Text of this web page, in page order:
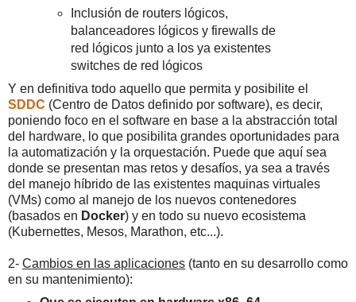
Inclusión de routers lógicos,
balanceadores lógicos y firewalls de
red lógicos junto a los ya existentes
switches de red lógicos
Y en definitiva todo aquello que permita y posibilite el
SDDC (Centro de Datos definido por software), es decir,
poniendo foco en el software en base a la abstracción total
del hardware, lo que posibilita grandes oportunidades para
la automatización y la orquestación. Puede que aquí sea
donde se presentan mas retos y desafíos, ya sea a través
del manejo híbrido de las existentes maquinas virtuales
(VMs) como al manejo de los nuevos contenedores
(basados en Docker) y en todo su nuevo ecosistema
(Kubernettes, Mesos, Marathon, etc...).
2- Cambios en las aplicaciones (tanto en su desarrollo como
en su mantenimiento):